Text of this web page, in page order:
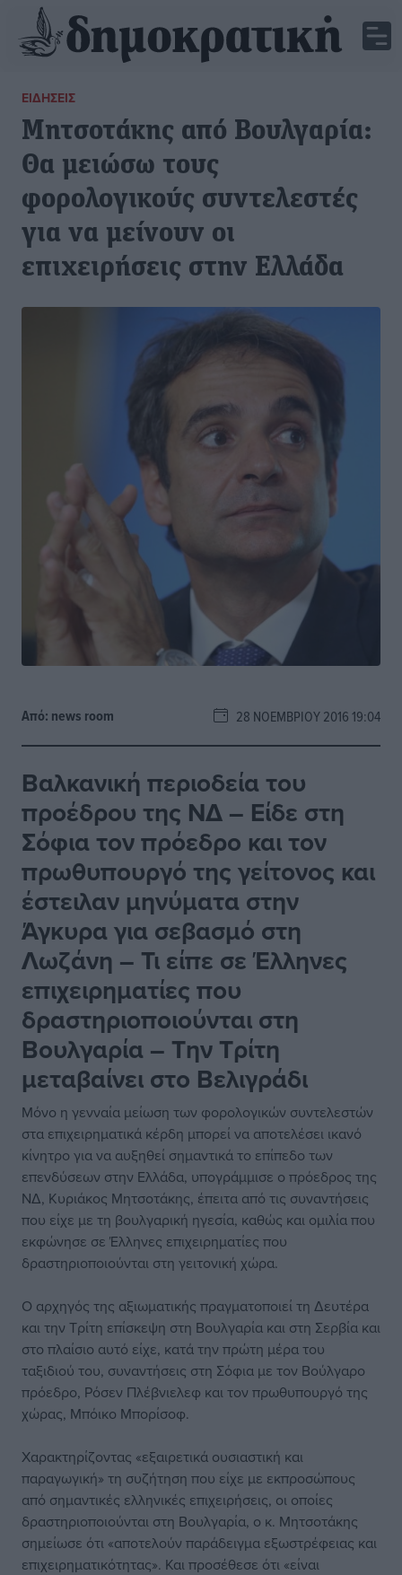
ΕΙΔΉΣΕΙΣ
Μητσοτάκης από Βουλγαρία:
Θα μειώσω τους
φορολογικούς συντελεστές
για να μείνουν οι
επιχειρήσεις στην Ελλάδα
Από: news room 28 ΝΟΕΜΒΡΊΟΥ 2016 19:04
Βαλκανική περιοδεία του
προέδρου της ΝΔ – Είδε στη
Σόφια τον πρόεδρο και τον
πρωθυπουργό της γείτονος και
έστειλαν μηνύματα στην
Άγκυρα για σεβασμό στη
Λωζάνη – Τι είπε σε Έλληνες
επιχειρηματίες που
δραστηριοποιούνται στη
Βουλγαρία – Την Τρίτη
μεταβαίνει στο Βελιγράδι
Μόνο η γενναία μείωση των φορολογικών συντελεστών
στα επιχειρηματικά κέρδη μπορεί να αποτελέσει ικανό
κίνητρο για να αυξηθεί σημαντικά το επίπεδο των
επενδύσεων στην Ελλάδα, υπογράμμισε ο πρόεδρος της
ΝΔ, Κυριάκος Μητσοτάκης, έπειτα από τις συναντήσεις
που είχε με τη βουλγαρική ηγεσία, καθώς και ομιλία που
εκφώνησε σε Έλληνες επιχειρηματίες που
δραστηριοποιούνται στη γειτονική χώρα.
Ο αρχηγός της αξιωματικής πραγματοποιεί τη Δευτέρα
και την Τρίτη επίσκεψη στη Βουλγαρία και στη Σερβία και
στο πλαίσιο αυτό είχε, κατά την πρώτη μέρα του
ταξιδιού του, συναντήσεις στη Σόφια με τον Βούλγαρο
πρόεδρο, Ρόσεν Πλέβνιελεφ και τον πρωθυπουργό της
χώρας, Μπόικο Μπορίσοφ.
Χαρακτηρίζοντας «εξαιρετικά ουσιαστική και
παραγωγική» τη συζήτηση που είχε με εκπροσώπους
από σημαντικές ελληνικές επιχειρήσεις, οι οποίες
δραστηριοποιούνται στη Βουλγαρία, ο κ. Μητσοτάκης
σημείωσε ότι «αποτελούν παράδειγμα εξωστρέφειας και
επιχειρηματικότητας». Και προσέθεσε ότι «είναι